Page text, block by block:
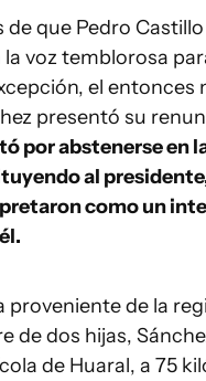
de que Pedro
voz temblorosa
el entonces
presentó su
por abstenerse en
al
como un
proveniente de la
de dos hijas,
de Huaral, a 75